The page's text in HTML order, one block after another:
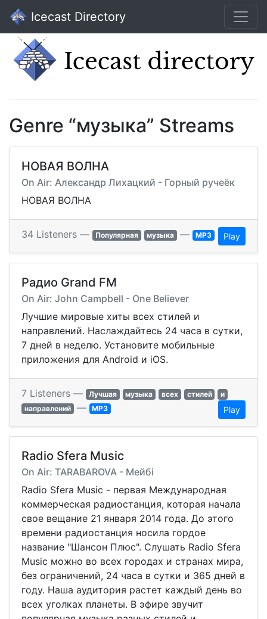
Icecast Directory
Genre “музыка” Streams
НОВАЯ ВОЛНА
On Air: Александр Лихацкий - Горный ручеёк
НОВАЯ ВОЛНА
34 Listeners — Популярная музыка — MP3 Play
Радио Grand FM
On Air: John Campbell - One Believer
Лучшие мировые хиты всех стилей и
направлений. Наслаждайтесь 24 часа в сутки,
7 дней в неделю. Установите мобильные
приложения для Android и iOS.
7 Listeners — Лучшая музыка всех стилей
и
направлений — MP3 Play
Radio Sfera Music
On Air: TARABAROVA - Мейбі
Radio Sfera Music - первая Международная
коммерческая радиостанция, которая начала
свое вещание 21 января 2014 года. До этого
времени радиостанция носила гордое
название "Шансон Плюс". Слушать Radio Sfera
Music можно во всех городах и странах мира,
без ограничений, 24 часа в сутки и 365 дней в
году. Наша аудитория растет каждый день во
всех уголках планеты. В эфире звучит